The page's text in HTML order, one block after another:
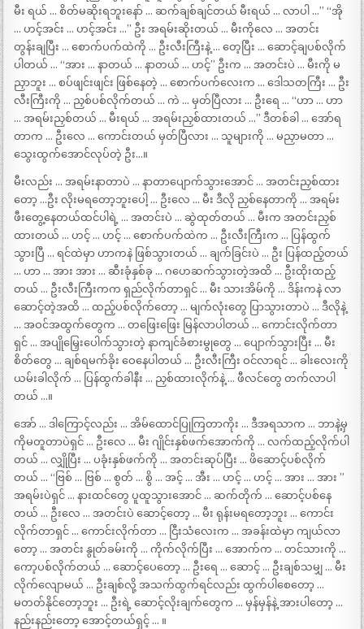
မီး ရယ် … စိတ်မဆိုးရဘူးနော် … ဆက်ချစ်ချင်တယ် မီးရယ် … လာပါ …” “အို
… ဟင့်အင်း … ဟင့်အင်း …” ဦး အရမ်းဆိုးတယ် … မီးကိုလေ … အတင်း
တွန်းချပြီး … စောက်ပက်ထဲကို … ဦးလီးကြီးနဲ့ … တေ့ပြီး … ဆောင့်ချပစ်လိုက်
ပါတယ် … “အား … နာတယ် … နာတယ် … ဟင့်” ဦးက … အတင်းပဲ … မီးကို မ
ညှာဘူး … စပ်ဖျင်းဖျင်း ဖြစ်နေတဲ့ … စောက်ပက်လေးက … ဒေါသတကြီး … ဦး
လီးကြီးကို … ညှစ်ပစ်လိုက်တယ် … ကဲ … မှတ်ပြီလား … ဦးရေ … “ဟာ … ဟာ
… အရမ်းညှစ်တယ် … မီးရယ် … အရမ်းညှစ်ထားတယ် …” ဒီတစ်ခါ … အော်ရ
တာက … ဦးလေ … ကောင်းတယ် မှတ်ပြီလား … သူများကို … မညှာမတာ …
သွေးထွက်အောင်လုပ်တဲ့ ဦး…။
မီးလည်း … အရမ်းနာတာပဲ … နာတာပျောက်သွားအောင် … အတင်းညှစ်ထား
တော့ …ဦး လိုးမရတော့ဘူးပေါ့ … ဦးလေ … မီး ဒီလို ညှစ်နေတာကို … အရမ်း
ဖီးတွေ့နေတယ်ထင်ပါရဲ့ … အတင်းပဲ … ဆွဲထုတ်တယ် … မီးက အတင်းညှစ်
ထားတယ် … ဟင့် … ဟင့် … စောက်ပက်ထဲက … ဦးလီးကြီးက … ပြန်ထွက်
သွားပြီ … ရင်ထဲမှာ ဟာကနဲ ဖြစ်သွားတယ် … ချက်ခြင်းပဲ … ဦး ပြန်ထည့်တယ်
… ဟာ … အား အား … ဆီးခုံနှစ်ခု … ဂဟေဆက်သွားတဲ့အထိ … ဦးထိုးထည့်
တယ် … ဦးလီးကြီးကက ရှည်လိုက်တာရှင် … မီး သားအိမ်ကို … ဒိန်းကနဲ လာ
ဆောင့်တဲ့အထိ … ထည့်ပစ်လိုက်တော့ … မျက်လုံးတွေ ပြာသွားတာပဲ … ဒီလိုနဲ့
… အဝင်အထွက်တွေက … တဖြေးဖြေး မြန်လာပါတယ် … ကောင်းလိုက်တာ
ရှင် … အပျိုမြှေးပေါက်သွားတဲ့ နာကျင်ခံစားမွုတွေ … ပျောက်သွားပြီး … မီး
စိတ်တွေ … ချစ်ရမက်ခိုး ဝေနေပါတယ် … ဦးလီးကြီး ဝင်လာရင် … ခါးလေးကို
ယမ်းခါလိုက် … ပြန်ထွက်ခါနီး … ညှစ်ထားလိုက်နဲ့ … ဖီလင်တွေ တက်လာပါ
တယ် …။
အော် … ဒါကြောင့်လည်း … အိမ်ထောင်ပြုကြတာကိုး … ဒီအရသာက … ဘာနဲ့မှ
ကိုမတူတာပဲရှင် … ဦးလေ … မီး ဂျိုင်းနှစ်ဖက်အောက်ကို … လက်ထည့်လိုက်ပါ
တယ် … လျှိုပြီး … ပခုံးနှစ်ဖက်ကို … အတင်းဆုပ်ပြီး … ဖိဆောင့်ပစ်လိုက်
တယ် … “ဗြစ် … ဗြစ် … စွတ် … စွိ … အင့် … အီး … ဟင့် … ဟင့် … အား … အား ”
အရမ်းပဲရှင် … နားထင်တွေ ပူထူသွားအောင် … ဆက်တိုက် … ဆောင့်ပစ်နေ
တယ် … ဦးလေ … အတင်းပဲ ဆောင့်တော့ … မီး ရုန်းမရတော့ဘူး … ကောင်း
လိုက်တာရှင် … ကောင်းလိုက်တာ … ငြီးသံလေးက … အခန်းထဲမှာ ကျယ်လာ
တော့ … အတင်း နွုတ်ခမ်းကို … ကိုက်လိုက်ပြီး … အောက်က … တင်သားကို …
ကော့ပစ်လိုက်တယ် … ဆောင့်ပေတော့ … ဦးရေ … ဆောင့် … ဦးချစ်သမျှ … မီး
လိုက်လျောမယ် … ဦးချစ်လို့ အသက်ထွက်ရင်လည်း ထွက်ပါစေတော့ …
မတတ်နိုင်တော့ဘူး … ဦးရဲ့ ဆောင့်လိုးချက်တွေက … မှန်မှန်နဲ့ အားပါတော့ …
နည်းနည်းတော့ အောင့်တယ်ရှင့် … ။